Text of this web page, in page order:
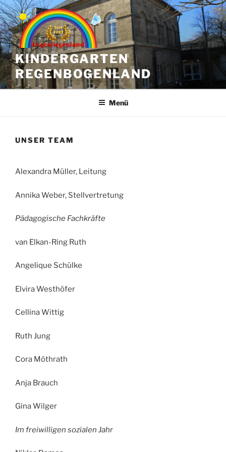
Zum
Inhalt
springen
KINDERGARTEN
REGENBOGENLAND
Menü
UNSER TEAM
Alexandra Müller, Leitung
Annika Weber, Stellvertretung
Pädagogische Fachkräfte
van Elkan-Ring Ruth
Angelique Schülke
Elvira Westhöfer
Cellina Wittig
Ruth Jung
Cora Möthrath
Anja Brauch
Gina Wilger
Im freiwilligen sozialen Jahr